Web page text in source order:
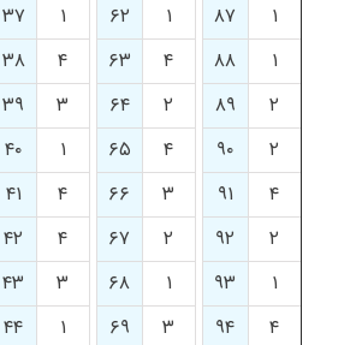
۱
۸۷ ۱ ۶۲ ۱ ۳۷
۱
۸۸ ۴ ۶۳ ۴ ۳۸
۲
۸۹ ۲ ۶۴ ۳ ۳۹
۲
۹۰ ۴ ۶۵ ۱ ۴۰
۴
۹۱ ۳ ۶۶ ۴ ۴۱
۲
۹۲ ۲ ۶۷ ۴ ۴۲
۱
۹۳ ۱ ۶۸ ۳ ۴۳
۴
۹۴ ۳ ۶۹ ۱ ۴۴